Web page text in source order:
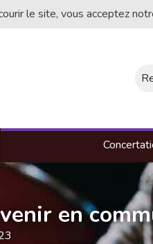
le site, vous acceptez
en